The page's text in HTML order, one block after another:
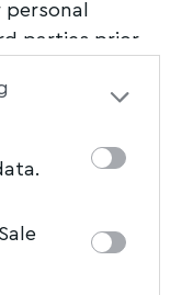
parties prior
personal
by us to
it to